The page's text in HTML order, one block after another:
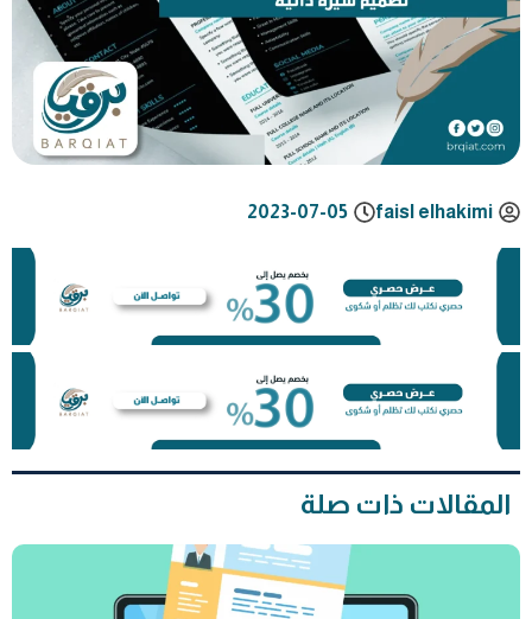
faisl elhakimi
2023-07-05
المقالات ذات صلة